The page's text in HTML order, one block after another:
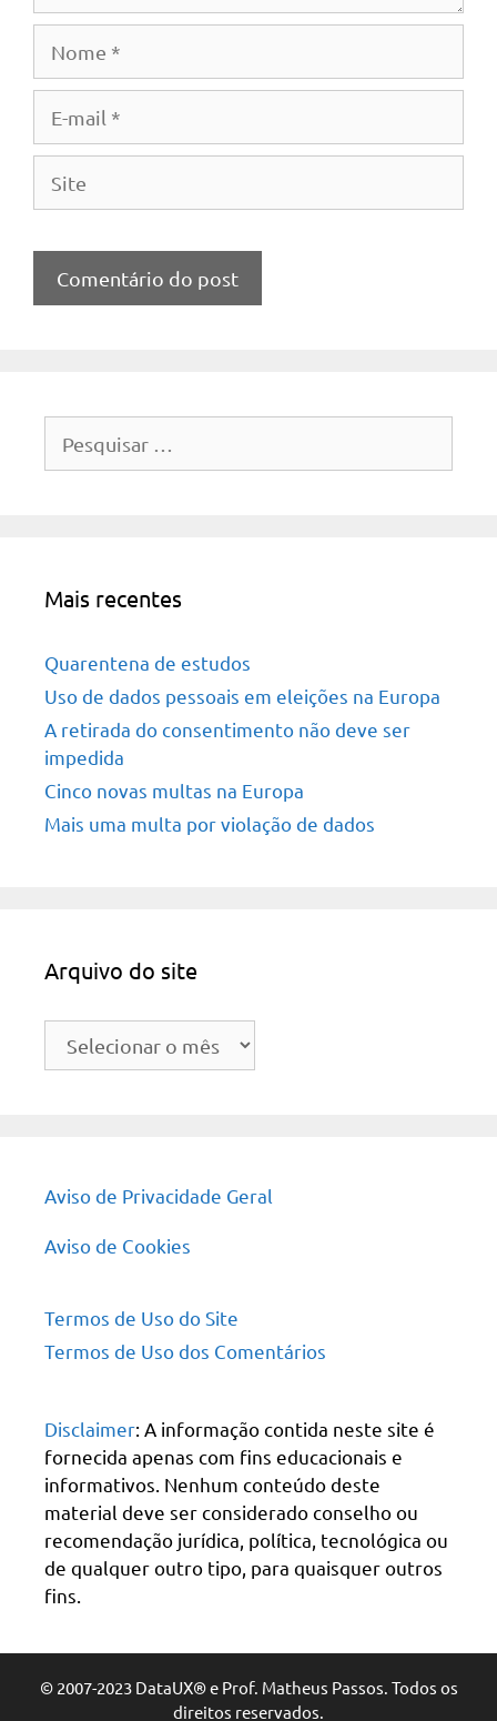
por:
Mais recentes
Quarentena de estudos
Uso de dados pessoais em eleições na Europa
A retirada do consentimento não deve ser
impedida
Cinco novas multas na Europa
Mais uma multa por violação de dados
Arquivo do site
Arquivo
Aviso de Privacidade Geral
Aviso de Cookies
Termos de Uso do Site
Termos de Uso dos Comentários
Disclaimer: A informação contida neste site é
fornecida apenas com fins educacionais e
informativos. Nenhum conteúdo deste
material deve ser considerado conselho ou
recomendação jurídica, política, tecnológica ou
de qualquer outro tipo, para quaisquer outros
fins.
© 2007-2023 DataUX® e Prof. Matheus Passos. Todos os
direitos reservados.